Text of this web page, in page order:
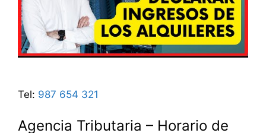
Tel: 987 654 321
Agencia Tributaria – Horario de